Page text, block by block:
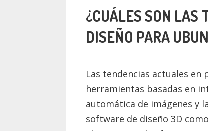
¿CUÁLES SON LAS
DISEÑO PARA
Las tendencias actuales
herramientas basadas en
automática de imágenes y
software de diseño 3D